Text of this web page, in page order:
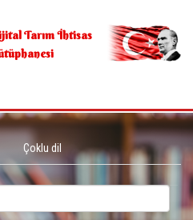
Tarım İhtisas
Çoklu dil